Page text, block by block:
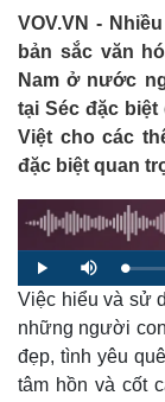
VOV.VN -
bản sắc văn
Nam ở nước
tại Séc đặc
Việt cho các
đặc biệt quan
P
l
a
y
M
u
t
e
L
o
a
d
e
1
.
4
3
Việc hiểu và sử
những người
đẹp, tình yêu
tâm hồn và cốt